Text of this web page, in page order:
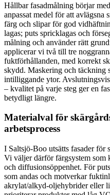
Hållbar fasadmålning börjar
anpassat medel för att avlägsna
färg och slipar för god
lagas; puts spricklagas och
målning och använder rätt
applicerar vi två till tre
fuktförhållanden, med korrekt
skydd. Maskering och täckning
intilliggande ytor.
– kvalitet på varje steg ger en
betydligt längre.
Materialval för
arbetsprocess
I Saltsjö-Boo utsätts fasader för
Vi väljer därför färgsystem som
och diffusionsöppenhet. För
som andas och motverkar
akrylat/alkyd-oljehybrider eller